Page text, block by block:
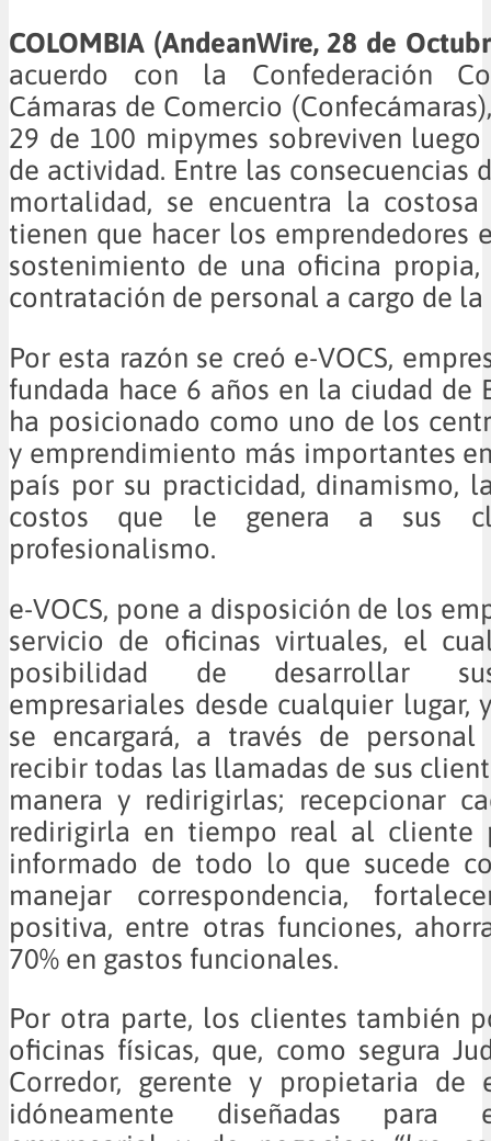
COLOMBIA (AndeanWire, 28 de
acuerdo con la Confederación
Cámaras de Comercio
29 de 100 mipymes sobreviven
de actividad. Entre las consecuencias
mortalidad, se encuentra la costosa
tienen que hacer los emprendedores
sostenimiento de una oficina
contratación de personal a cargo de la
Por esta razón se creó e-VOCS,
fundada hace 6 años en la ciudad de
ha posicionado como uno de los
y emprendimiento más importantes
país por su practicidad, dinamismo,
costos que le genera a sus
profesionalismo.
e-VOCS, pone a disposición de los
servicio de oficinas virtuales, el
posibilidad de desarrollar
empresariales desde cualquier lugar,
se encargará, a través de personal
recibir todas las llamadas de sus
manera y redirigirlas; recepcionar
redirigirla en tiempo real al cliente
informado de todo lo que sucede
manejar correspondencia,
positiva, entre otras funciones,
70% en gastos funcionales.
Por otra parte, los clientes también
oficinas físicas, que, como segura
Corredor, gerente y propietaria de
idóneamente diseñadas para